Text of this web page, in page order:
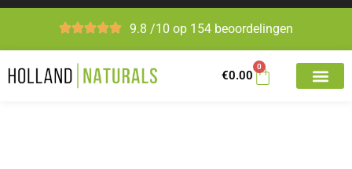
9.8 /10 op 154 beoordelingen
€0.00
0